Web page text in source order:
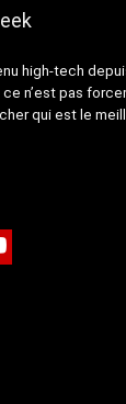
high-tech
n’est pas
qui est le